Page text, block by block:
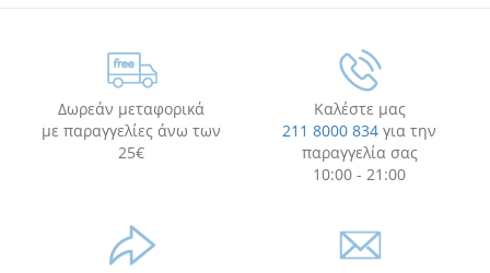
Δωρεάν μεταφορικά
με παραγγελίες άνω των
25€
Καλέστε μας
211 8000 834 για την
παραγγελία σας
10:00 - 21:00